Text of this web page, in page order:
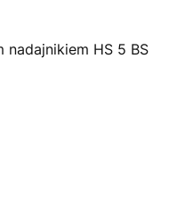
nadajnikiem HS 5 BS